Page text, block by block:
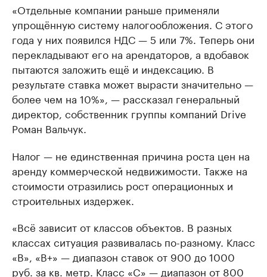
«Отдельные компании раньше применяли
упрощённую систему налогообложения. С этого
года у них появился НДС — 5 или 7%. Теперь они
перекладывают его на арендаторов, а вдобавок
пытаются заложить ещё и индексацию. В
результате ставка может вырасти значительно —
более чем на 10%», — рассказал генеральный
директор, собственник группы компаний Drive
Роман Вальчук.
Налог — не единственная причина роста цен на
аренду коммерческой недвижимости. Также на
стоимости отразились рост операционных и
строительных издержек.
«Всё зависит от классов объектов. В разных
классах ситуация развивалась по-разному. Класс
«B», «B+» — диапазон ставок от 900 до 1000
руб. за кв. метр. Класс «C» — диапазон от 800